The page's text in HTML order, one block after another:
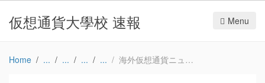
仮想通貨大學校 速報 Menu
Home 海外仮想通貨ニュース：Top cryptocurrency 2021 by value: Bitcoin, Ether, Dogecoin and more – Tom’s Guide